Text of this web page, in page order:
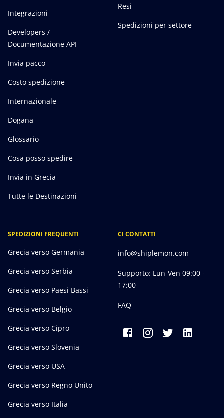
Integrazioni
Developers /
Documentazione API
Invia pacco
Costo spedizione
Internazionale
Dogana
Glossario
Cosa posso spedire
Invia in Grecia
Tutte le Destinazioni
Resi
Spedizioni per settore
SPEDIZIONI FREQUENTI
Grecia verso Germania
Grecia verso Serbia
Grecia verso Paesi Bassi
Grecia verso Belgio
Grecia verso Cipro
Grecia verso Slovenia
Grecia verso USA
Grecia verso Regno Unito
Grecia verso Italia
CI CONTATTI
info@shiplemon.com
Supporto: Lun-Ven 09:00 -
17:00
FAQ